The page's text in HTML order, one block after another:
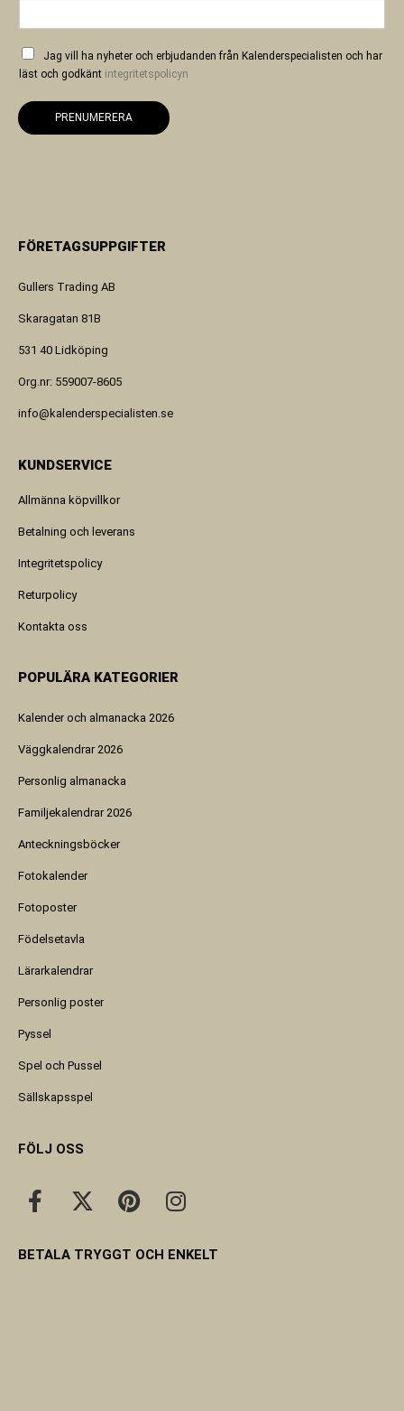
Jag vill ha nyheter och erbjudanden från Kalenderspecialisten och har
läst och godkänt integritetspolicyn
PRENUMERERA
FÖRETAGSUPPGIFTER
Gullers Trading AB
Skaragatan 81B
531 40 Lidköping
Org.nr: 559007-8605
info@kalenderspecialisten.se
KUNDSERVICE
Allmänna köpvillkor
Betalning och leverans
Integritetspolicy
Returpolicy
Kontakta oss
POPULÄRA KATEGORIER
Kalender och almanacka 2026
Väggkalendrar 2026
Personlig almanacka
Familjekalendrar 2026
Anteckningsböcker
Fotokalender
Fotoposter
Födelsetavla
Lärarkalendrar
Personlig poster
Pyssel
Spel och Pussel
Sällskapsspel
FÖLJ OSS
BETALA TRYGGT OCH ENKELT